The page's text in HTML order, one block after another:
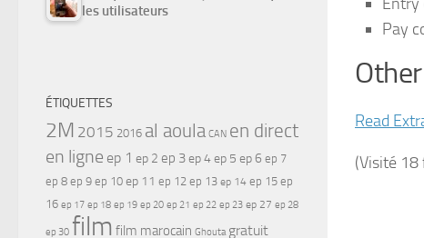
Pay
Read
(Visité 18
les utilisateurs
ÉTIQUETTES
2M 2015 2016 al aoula CAN en direct
en ligne ep 1 ep 2 ep 3ep 4ep 5 ep 6 ep 7
ep 8 ep 9 ep 10 ep 11 ep 12 ep 13 ep 14 ep 15 ep
16 ep 17 ep 18 ep 19 ep 20 ep 21 ep 22 ep 23 ep 27 ep 28
ep 30 film film marocain Ghouta gratuit